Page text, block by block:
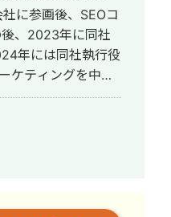
に参画後、SEOコ
、2023年に同社
年には同社執行役
ケティングを中心
を活用したシステ